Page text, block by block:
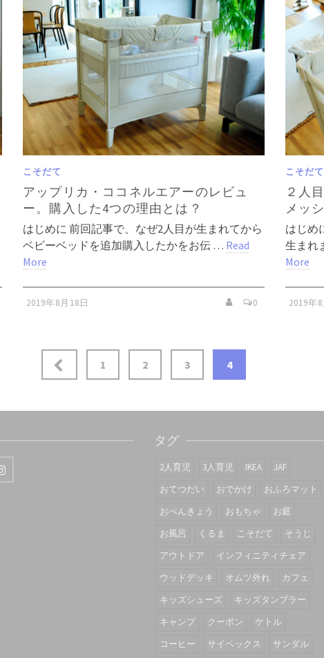
こそだて
アップリカ・ココネルエアーのレビュ
ー。購入した4つの理由とは？
はじめに 前回記事で、なぜ2人目が生まれてから
ベビーベッドを追加購入したかをお伝 … Read
More
2019年8月18日 0
こそだて
２人
メッ
はじめ
生まれ
More
2019年
1 2 3 4
タグ
2人育児 3人育児 IKEA
JAF
おてつだい
おでかけ
おふろマット
おべんきょう
おもちゃ
お庭
お風呂
くるま こそだて
そうじ
アウトドア
インフィニティチェア
ウッドデッキ
オムツ外れ
カフェ
キッズシューズ
キッズタンブラー
キャンプ
クーポン
ケトル
コーヒー
サイベックス サンダル